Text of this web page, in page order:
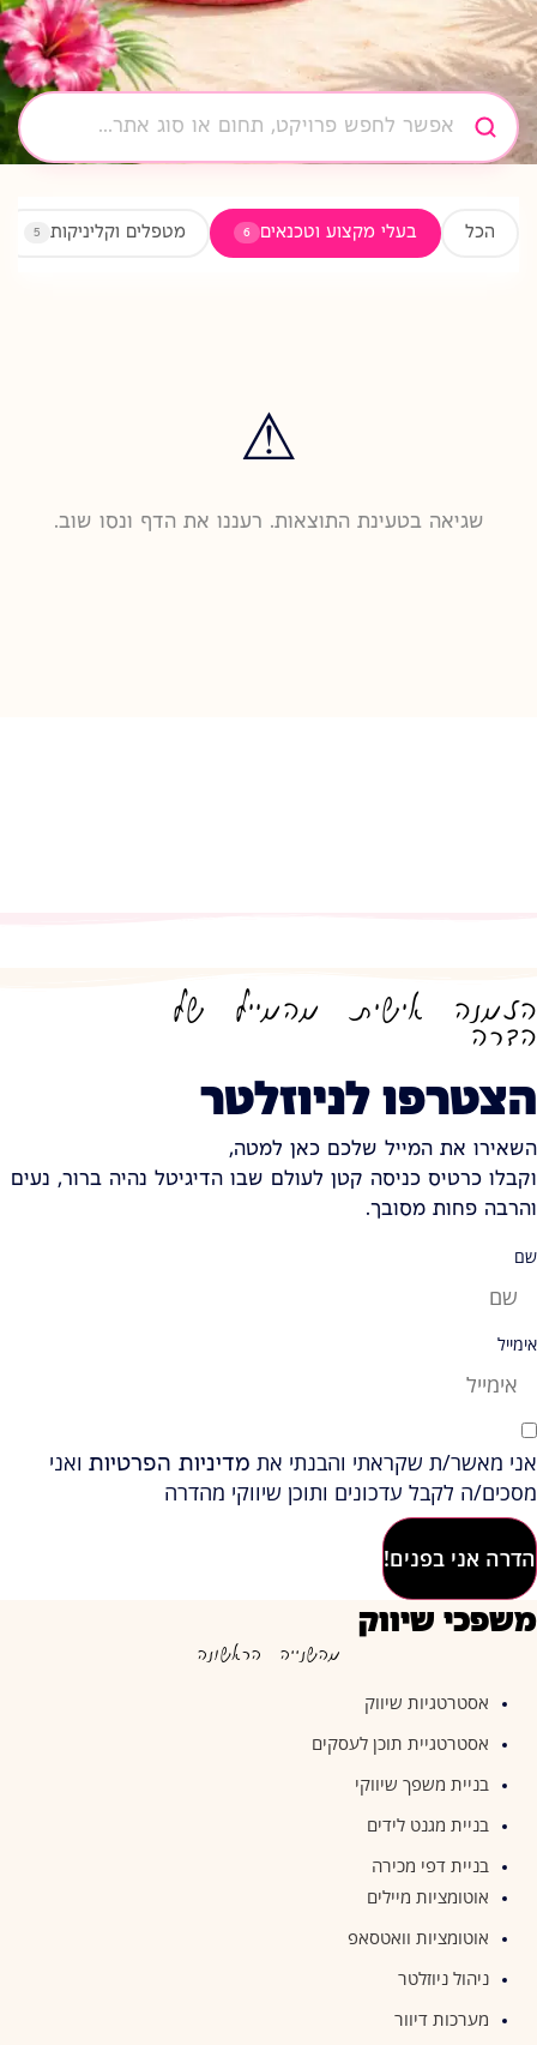
הכל בעלי מקצוע וטכנאים 6 מטפלים וקליניקות 5
⚠
שגיאה בטעינת התוצאות. רעננו את הדף ונסו שוב.
הזמנה אישית מהמייל של
הדרה
הצטרפו לניוזלטר
השאירו את המייל שלכם כאן למטה,
וקבלו כרטיס כניסה קטן לעולם שבו הדיגיטל נהיה ברור, נעים
והרבה פחות מסובך.
שם
אימייל
אני מאשר/ת שקראתי והבנתי את מדיניות הפרטיות ואני
מסכים/ה לקבל עדכונים ותוכן שיווקי מהדרה
הדרה אני בפנים!
משפכי שיווק
מהשנייה הראשונה
אסטרטגיות שיווק
אסטרטגיית תוכן לעסקים
בניית משפך שיווקי
בניית מגנט לידים
בניית דפי מכירה
אוטומציות מיילים
אוטומציות וואטסאפ
ניהול ניוזלטר
מערכות דיוור